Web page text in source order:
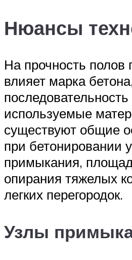
Нюансы
На прочность полов
влияет марка
используемые
существуют общие
при бетонировании
примыкания,
опирания тяжелых
легких перегородок.
Узлы